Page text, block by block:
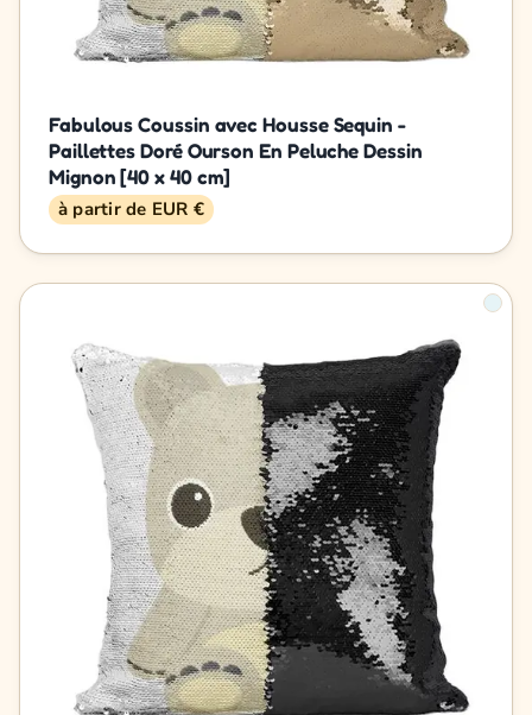
Fabulous Coussin avec Housse Sequin -
Paillettes Doré Ourson En Peluche Dessin
Mignon [40 x 40 cm]
à partir de EUR €